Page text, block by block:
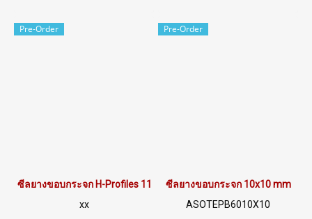
022577145 / 0926568846
Pre-Order
ซีลยางขอบกระจก H-Profiles 11x29 mm
xx
Pre-Order
ซีลยางขอบกระจก 10x10 mm
ASOTEPB6010X10